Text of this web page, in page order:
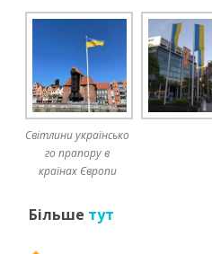
Світлини українсько
го прапору в
країнах Європи
Більше тут